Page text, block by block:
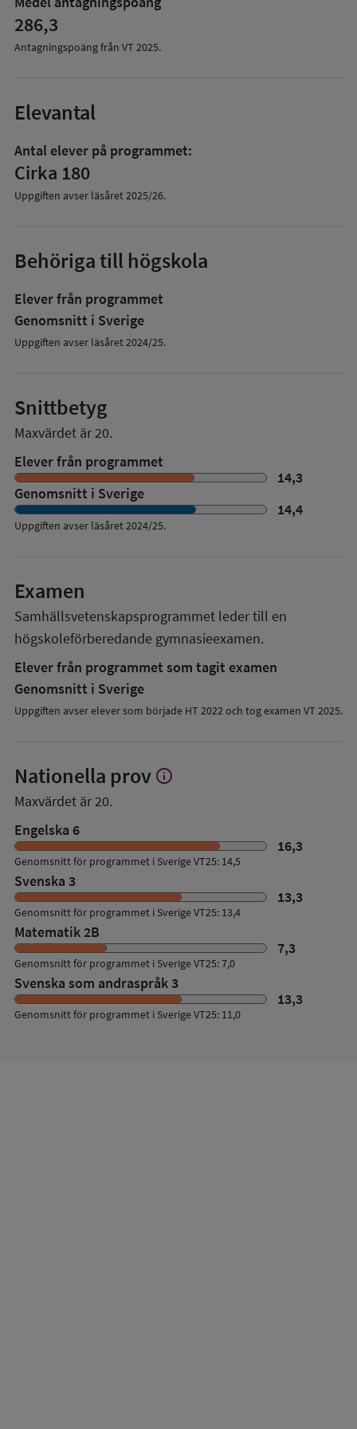
286,3
Antagningspoäng från VT 2025.
Elevantal
Antal elever på programmet:
Cirka 180
Uppgiften avser läsåret2025/26.
Behöriga till högskola
Elever från programmet
Genomsnitt i Sverige
Uppgiften avser läsåret 2024/25.
Snittbetyg
Maxvärdet är 20.
Elever från programmet
14,3
Genomsnitt i Sverige
14,4
Uppgiften avser läsåret2024/25.
Examen
Samhällsvetenskapsprogrammet leder till en
högskoleförberedande gymnasieexamen.
Elever från programmet som tagit examen
Genomsnitt i Sverige
Uppgiften avser elever som började HT 2022 och tog examen VT 2025.
Nationella prov Visa
prov
info
Maxvärdet är 20.
Engelska 6
16,3
Genomsnitt för programmet i Sverige VT25: 14,5
Svenska 3
13,3
Genomsnitt för programmet i Sverige VT25: 13,4
Matematik 2B
7,3
Genomsnitt för programmet i Sverige VT25: 7,0
Svenska som andraspråk 3
13,3
Genomsnitt för programmet i Sverige VT25: 11,0